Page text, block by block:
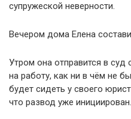
супружеской неверности.
Вечером дома Елена
Утром она отправится в
на работу, как ни в чём не
будет сидеть у своего
что развод уже